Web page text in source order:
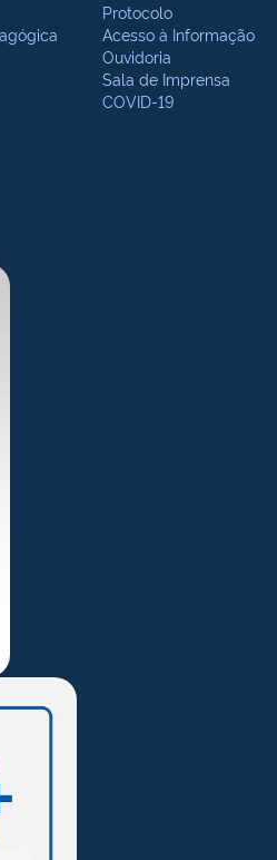
Protocolo
Acesso à Informação
Ouvidoria
Sala de Imprensa
COVID-19